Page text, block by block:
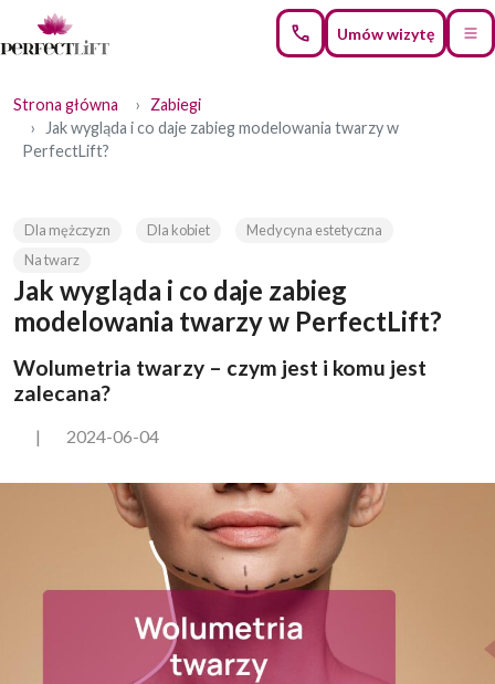
Umów wizytę
Strona główna
Zabiegi
Jak wygląda i co daje zabieg modelowania twarzy w
PerfectLift?
Dla mężczyzn Dla kobiet
Medycyna estetyczna
Na twarz
Jak wygląda i co daje zabieg
modelowania twarzy w PerfectLift?
Wolumetria twarzy – czym jest i komu jest
zalecana?
| 2024-06-04